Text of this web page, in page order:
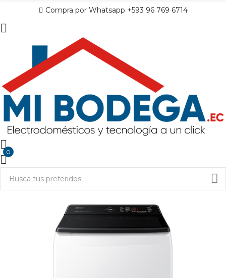
Compra por Whatsapp +593 96 769 6714
0